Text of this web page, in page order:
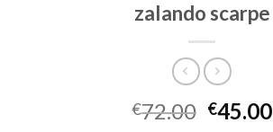
zalando scarpe
€72.00 €45.00